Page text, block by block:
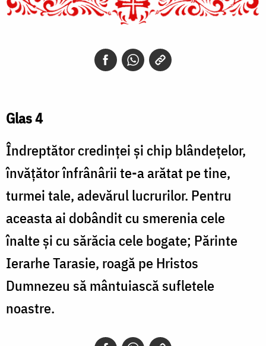
Glas 4
Îndreptător credinţei şi chip blândeţelor,
învăţător înfrânârii te-a arătat pe tine,
turmei tale, adevărul lucrurilor. Pentru
aceasta ai dobândit cu smerenia cele
înalte şi cu sărăcia cele bogate; Părinte
Ierarhe Tarasie, roagă pe Hristos
Dumnezeu să mântuiască sufletele
noastre.